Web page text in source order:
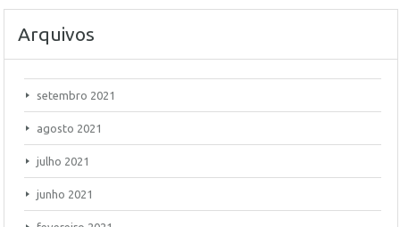
Arquivos
setembro 2021
agosto 2021
julho 2021
junho 2021